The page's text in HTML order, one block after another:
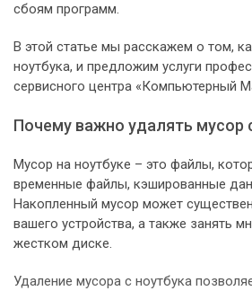
сбоям программ.
В этой статье мы расскажем о том,
ноутбука, и предложим услуги
сервисного центра «Компьютерный
Почему важно удалять мусор
Мусор на ноутбуке – это файлы,
временные файлы, кэшированные
Накопленный мусор может
вашего устройства, а также занять
жестком диске.
Удаление мусора с ноутбука